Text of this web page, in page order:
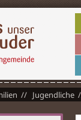
Jugendliche